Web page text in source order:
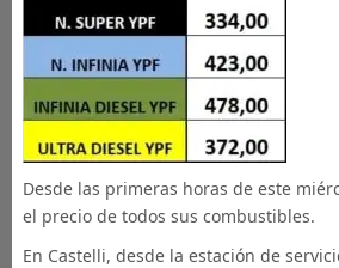
Desde las primeras horas de este
el precio de todos sus combustibles.
En Castelli, desde la estación de